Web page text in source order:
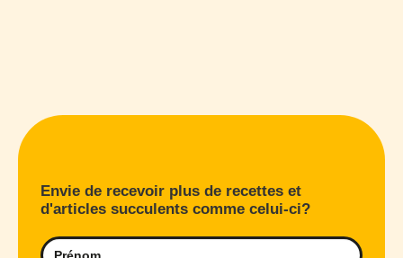
Envie de recevoir plus de recettes et
d'articles succulents comme celui-ci?